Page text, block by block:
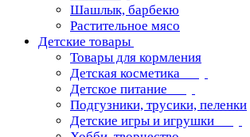
Шашлык, барбекю
Растительное мясо
Детские товары
Товары для кормления
Детская косметика
Детское питание
Подгузники, трусики, пеленки
Детские игры и игрушки